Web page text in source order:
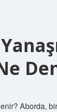
Aborda,